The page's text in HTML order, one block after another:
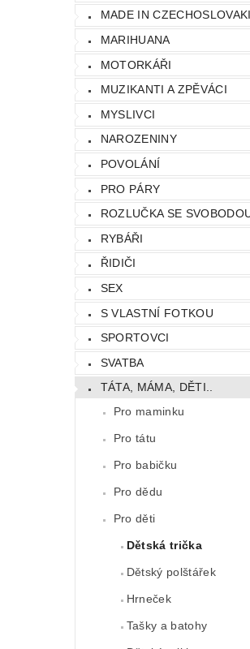
MADE IN
MARIHUANA
MOTORKÁŘI
MUZIKANTI A ZPĚVÁCI
MYSLIVCI
NAROZENINY
POVOLÁNÍ
PRO PÁRY
ROZLUČKA SE
RYBÁŘI
ŘIDIČI
SEX
S VLASTNÍ FOTKOU
SPORTOVCI
SVATBA
TÁTA, MÁMA, DĚTI..
Pro maminku
Pro tátu
Pro babičku
Pro dědu
Pro děti
Dětská trička
Dětský polštářek
Hrneček
Tašky a batohy